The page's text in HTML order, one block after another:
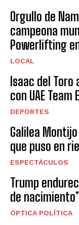
Orgullo de
campeona
Powerlifting
LOCAL
Isaac del
con UAE
DEPORTES
Galilea
que puso en
ESPECTÁCULOS
Trump
de
ÓPTICA POLÍTICA